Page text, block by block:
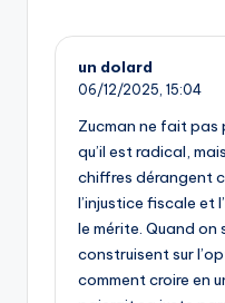
un dolard
06/12/2025, 15:04
Zucman ne fait pas
qu’il est radical,
chiffres dérangent
l’injustice fiscale et
le mérite. Quand
construisent sur
comment croire en